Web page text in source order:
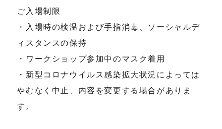
ご入場制限
・入場時の検温および手指消毒、ソーシャルデ
ィスタンスの保持
・ワークショップ参加中のマスク着用
・新型コロナウイルス感染拡大状況によっては
やむなく中止、内容を変更する場合がありま
す。